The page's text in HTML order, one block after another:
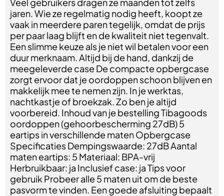
jaren. Wie ze regelmatig nodig heeft, koopt ze
vaak in meerdere paren tegelijk, omdat de prijs
per paar laag blijft en de kwaliteit niet tegenvalt.
Een slimme keuze als je niet wil betalen voor een
duur merknaam. Altijd bij de hand, dankzij de
meegeleverde case De compacte opbergcase
zorgt ervoor dat je oordoppen schoon blijven en
makkelijk mee te nemen zijn. In je werktas,
nachtkastje of broekzak. Zo ben je altijd
voorbereid. Inhoud van je bestelling Tibagoods
oordoppen (gehoorbescherming 27dB) 5
eartips in verschillende maten Opbergcase
Specificaties Dempingswaarde: 27dB Aantal
maten eartips: 5 Materiaal: BPA-vrij
Herbruikbaar: ja Inclusief case: ja Tips voor
gebruik Probeer alle 5 maten uit om de beste
pasvorm te vinden. Een goede afsluiting bepaalt